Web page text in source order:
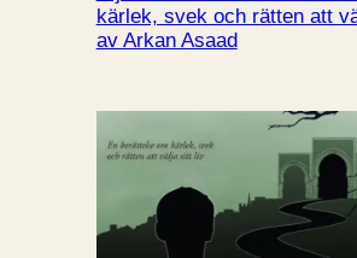
kärlek, svek och rätten att
av Arkan Asaad